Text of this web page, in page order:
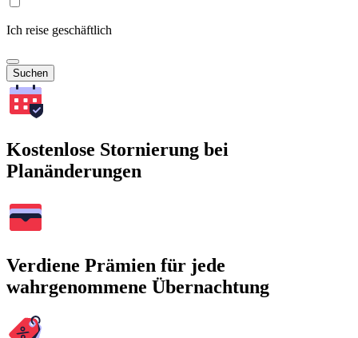
Ich reise geschäftlich
Suchen
Kostenlose Stornierung bei
Planänderungen
Verdiene Prämien für jede
wahrgenommene Übernachtung